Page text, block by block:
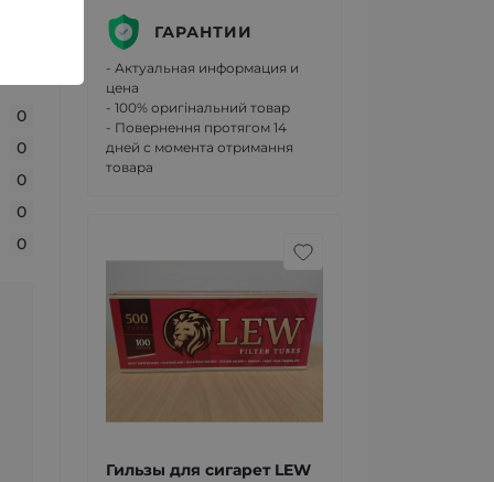
0
0
0
0
0
ГАРАНТИИ
- Актуальная информация и
цена
- 100% оригінальний товар
- Повернення протягом 14
дней с момента отримання
товара
Гильзы для сигарет LEW